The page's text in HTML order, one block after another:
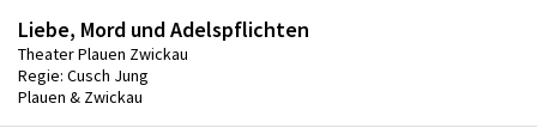
Liebe, Mord und Adelspflichten
Theater Plauen Zwickau
Regie: Cusch Jung
Plauen & Zwickau